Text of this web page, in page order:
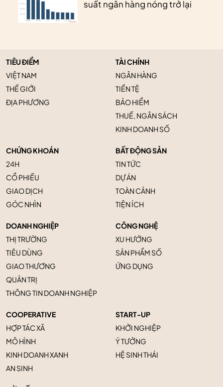
suất ngân hàng nóng trở lại
TIÊU ĐIỂM
VIỆT NAM
THẾ GIỚI
ĐỊA PHƯƠNG
TÀI CHÍNH
NGÂN HÀNG
TIỀN TỆ
BẢO HIỂM
THUẾ, NGÂN SÁCH
KINH DOANH SỐ
CHỨNG KHOÁN
24H
CỔ PHIẾU
GIAO DỊCH
GÓC NHÌN
BẤT ĐỘNG SẢN
TIN TỨC
DỰ ÁN
TOÀN CẢNH
TIỆN ÍCH
DOANH NGHIỆP
THỊ TRƯỜNG
TIÊU DÙNG
GIAO THƯƠNG
QUẢN TRỊ
THÔNG TIN DOANH NGHIỆP
CÔNG NGHỆ
XU HƯỚNG
SẢN PHẨM SỐ
ỨNG DỤNG
COOPERATIVE
HỢP TÁC XÃ
MÔ HÌNH
KINH DOANH XANH
AN SINH
START-UP
KHỞI NGHIỆP
Ý TƯỞNG
HỆ SINH THÁI